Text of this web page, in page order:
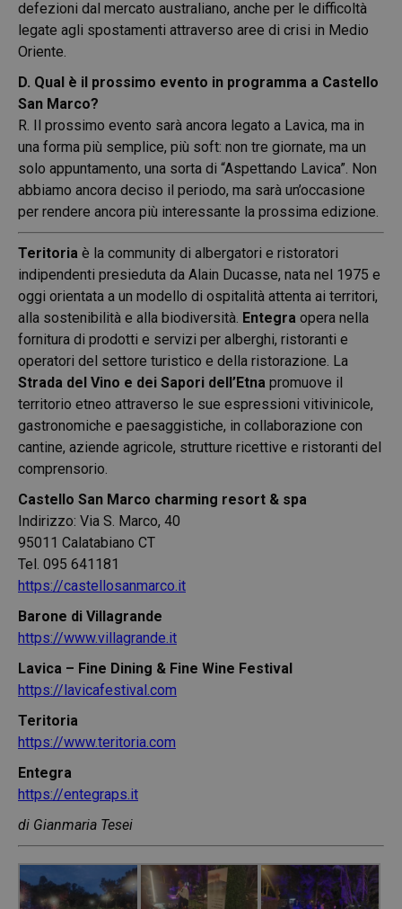
defezioni dal mercato australiano, anche per le difficoltà
legate agli spostamenti attraverso aree di crisi in Medio
Oriente.
D. Qual è il prossimo evento in programma a Castello
San Marco?
R. Il prossimo evento sarà ancora legato a Lavica, ma in
una forma più semplice, più soft: non tre giornate, ma un
solo appuntamento, una sorta di “Aspettando Lavica”. Non
abbiamo ancora deciso il periodo, ma sarà un’occasione
per rendere ancora più interessante la prossima edizione.
Teritoria è la community di albergatori e ristoratori
indipendenti presieduta da Alain Ducasse, nata nel 1975 e
oggi orientata a un modello di ospitalità attenta ai territori,
alla sostenibilità e alla biodiversità. Entegra opera nella
fornitura di prodotti e servizi per alberghi, ristoranti e
operatori del settore turistico e della ristorazione. La
Strada del Vino e dei Sapori dell’Etna promuove il
territorio etneo attraverso le sue espressioni vitivinicole,
gastronomiche e paesaggistiche, in collaborazione con
cantine, aziende agricole, strutture ricettive e ristoranti del
comprensorio.
Castello San Marco charming resort & spa
Indirizzo: Via S. Marco, 40
95011 Calatabiano CT
Tel. 095 641181
https://castellosanmarco.it
Barone di Villagrande
https://www.villagrande.it
Lavica – Fine Dining & Fine Wine Festival
https://lavicafestival.com
Teritoria
https://www.teritoria.com
Entegra
https://entegraps.it
di Gianmaria Tesei